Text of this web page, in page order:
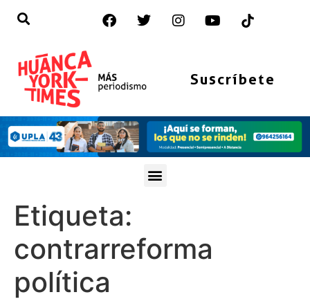
Suscríbete
Etiqueta:
contrarreforma
política